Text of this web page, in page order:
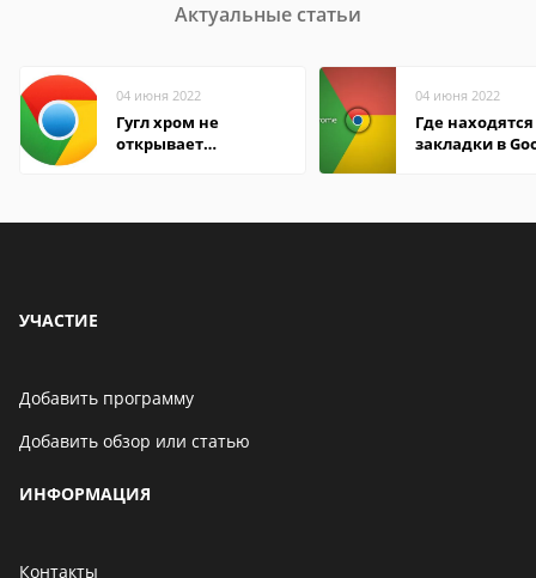
Актуальные статьи
04 июня 2022
Гугл хром не
открывает
04 июня 2022
Где находятся
закладки в
УЧАСТИЕ
Добавить программу
Добавить обзор или статью
ИНФОРМАЦИЯ
Контакты